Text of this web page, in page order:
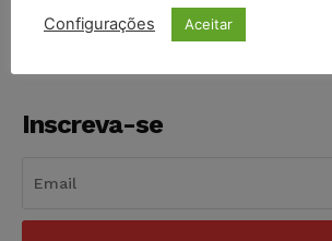
Inscreva-se
Configurações Aceitar